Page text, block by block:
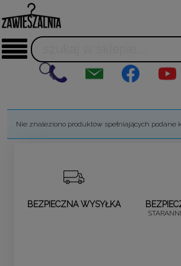
Nie znaleziono produktów spełniających podane
BEZPIECZNA WYSYŁKA